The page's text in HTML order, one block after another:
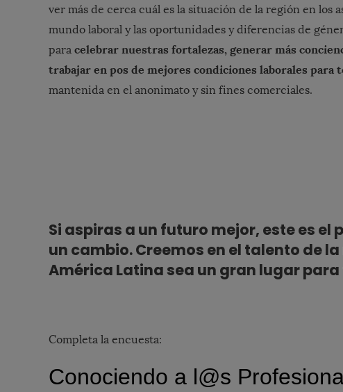
ver más de cerca cuál es la situación de la región en los
mundo laboral y las oportunidades y diferencias de
para celebrar nuestras fortalezas, generar más
trabajar en pos de mejores condiciones laborales para
mantenida en el anonimato y sin fines comerciales.
Si aspiras a un futuro mejor, este es
un cambio. Creemos en el talento de
América Latina sea un gran lugar
Completa la encuesta: